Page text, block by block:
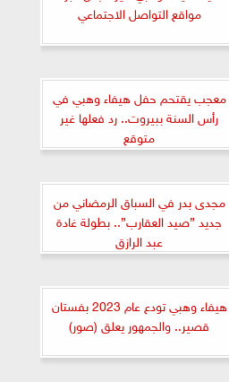
مواقع التواصل الاجتماعي
معجب يقتحم حفل هيفاء وهبي في
رأس السنة ببيروت.. رد فعلها غير
متوقع
مجدى بدر في السباق الرمضاني من
جديد ”صيد العقارب”.. بطولة غادة
عبد الرازق
هيفاء وهبي تودع عام 2023 بفستان
قصير.. والجمهور يعلق (صور)